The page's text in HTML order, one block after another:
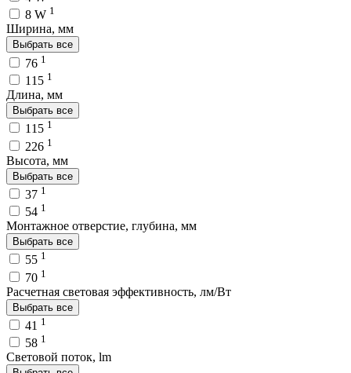
8 W 1
Ширина, мм
Выбрать все
76 1
115 1
Длина, мм
Выбрать все
115 1
226 1
Высота, мм
Выбрать все
37 1
54 1
Монтажное отверстие, глубина, мм
Выбрать все
55 1
70 1
Расчетная световая эффективность, лм/Вт
Выбрать все
41 1
58 1
Световой поток, lm